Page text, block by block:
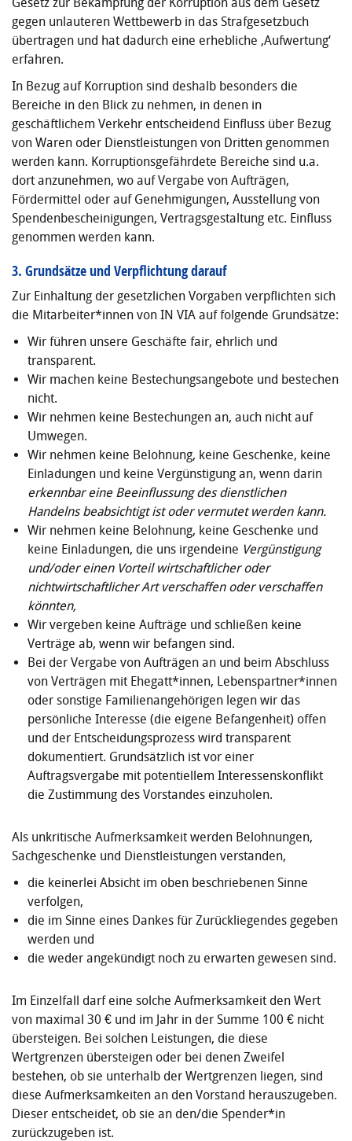
gegen unlauteren Wettbewerb in das Strafgesetzbuch
übertragen und hat dadurch eine erhebliche ‚Aufwertung‘
erfahren.
In Bezug auf Korruption sind deshalb besonders die
Bereiche in den Blick zu nehmen, in denen in
geschäftlichem Verkehr entscheidend Einfluss über Bezug
von Waren oder Dienstleistungen von Dritten genommen
werden kann. Korruptionsgefährdete Bereiche sind u.a.
dort anzunehmen, wo auf Vergabe von Aufträgen,
Fördermittel oder auf Genehmigungen, Ausstellung von
Spendenbescheini­gungen, Vertragsgestaltung etc. Einfluss
genommen werden kann.
3. Grundsätze und Verpflichtung darauf
Zur Einhaltung der gesetzlichen Vorgaben verpflichten sich
die Mitarbeiter*innen von IN VIA auf fol­gende Grundsätze:
Wir führen unsere Geschäfte fair, ehrlich und
transparent.
Wir machen keine Bestechungsangebote und bestechen
nicht.
Wir nehmen keine Bestechungen an, auch nicht auf
Umwegen.
Wir nehmen keine Belohnung, keine Geschenke, keine
Einladungen und keine Vergünstigung an, wenn darin
erkennbar eine Beeinflussung des dienstlichen
Handelns beabsichtigt ist oder vermutet werden kann.
Wir nehmen keine Belohnung, keine Geschenke und
keine Einladungen, die uns irgendeine Vergünstigung
und/oder einen Vorteil wirtschaftlicher oder
nichtwirtschaftlicher Art verschaffen oder verschaffen
könnten,
Wir vergeben keine Aufträge und schließen keine
Verträge ab, wenn wir befangen sind.
Bei der Vergabe von Aufträgen an und beim Abschluss
von Verträgen mit Ehegatt*innen, Lebenspartner*innen
oder sonstige Familienangehörigen legen wir das
persönliche Interesse (die eigene Befangenheit) offen
und der Entscheidungsprozess wird transparent
dokumen­tiert. Grundsätzlich ist vor einer
Auftragsvergabe mit potentiellem Interessenskonflikt
die Zu­stimmung des Vorstandes einzuholen.
Als unkritische Aufmerksamkeit werden Belohnungen,
Sachgeschenke und Dienstleistungen verstanden,
die keinerlei Absicht im oben beschriebenen Sinne
verfolgen,
die im Sinne eines Dankes für Zurückliegendes gegeben
werden und
die weder angekündigt noch zu erwarten gewesen sind.
Im Einzelfall darf eine solche Aufmerksamkeit den Wert
von maximal 30 € und im Jahr in der Summe 100 € nicht
übersteigen. Bei solchen Leistungen, die diese
Wertgrenzen übersteigen oder bei denen Zweifel
bestehen, ob sie unterhalb der Wertgrenzen liegen, sind
diese Aufmerksamkeiten an den Vorstand herauszugeben.
Dieser entscheidet, ob sie an den/die Spender*in
zurückzugeben ist.